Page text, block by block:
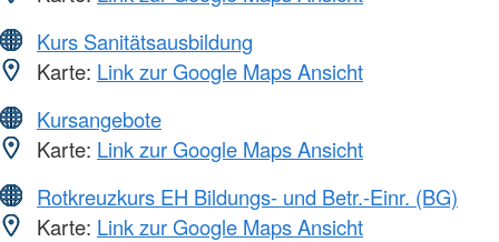
Kurs Sanitätsausbildung
Karte: Link zur Google Maps Ansicht
Kursangebote
Karte: Link zur Google Maps Ansicht
Rotkreuzkurs EH Bildungs- und Betr.-Einr. (BG)
Karte: Link zur Google Maps Ansicht